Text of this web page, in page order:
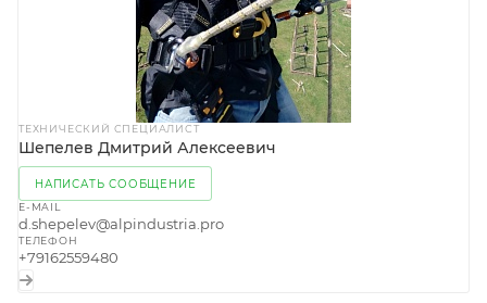
ТЕХНИЧЕСКИЙ СПЕЦИАЛИСТ
Шепелев Дмитрий Алексеевич
НАПИСАТЬ СООБЩЕНИЕ
E-MAIL
d.shepelev@alpindustria.pro
ТЕЛЕФОН
+79162559480